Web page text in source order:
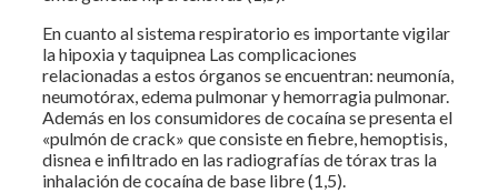
En cuanto al sistema respiratorio es importante vigilar
la hipoxia y taquipnea Las complicaciones
relacionadas a estos órganos se encuentran: neumonía,
neumotórax, edema pulmonar y hemorragia pulmonar.
Además en los consumidores de cocaína se presenta el
«pulmón de crack» que consiste en fiebre, hemoptisis,
disnea e infiltrado en las radiografías de tórax tras la
inhalación de cocaína de base libre (1,5).